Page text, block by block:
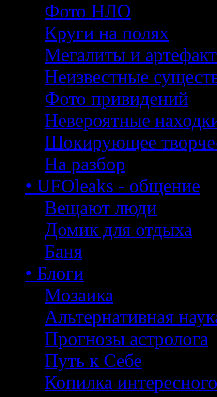
Фото НЛО
Круги на полях
Мегалиты и
Неизвестные
Фото привидений
Невероятные
Шокирующее
На разбор
• UFOleaks - общение
Вещают люди
Домик для отдыха
Баня
• Блоги
Мозаика
Альтернативная
Прогнозы астролога
Путь к Себе
Копилка интересного